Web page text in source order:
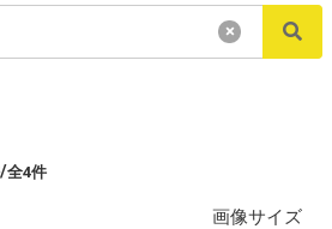
×
全4件
画像サイズ